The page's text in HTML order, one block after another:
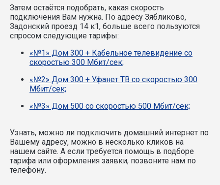
Затем остаётся подобрать, какая скорость
подключения Вам нужна. По адресу Зябликово,
Задонский проезд 14 к1, больше всего пользуются
спросом следующие тарифы:
«№1» Дом 300 + Кабельное телевидение со
скоростью 300 Мбит/сек;
«№2» Дом 300 + Уфанет ТВ со скоростью 300
Мбит/сек;
«№3» Дом 500 со скоростью 500 Мбит/сек;
Узнать, можно ли подключить домашний интернет по
Вашему адресу, можно в несколько кликов на
нашем сайте. А если требуется помощь в подборе
тарифа или оформления заявки, позвоните нам по
телефону.